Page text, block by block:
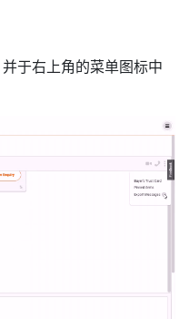
并于右上角的菜单图标中